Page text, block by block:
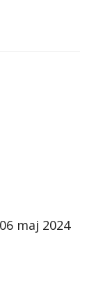
maj 2024